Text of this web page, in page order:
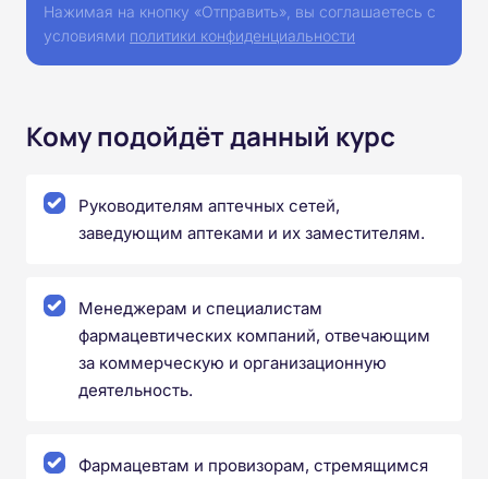
Нажимая на кнопку «Отправить», вы соглашаетесь с
условиями политики конфиденциальности
Кому подойдёт данный курс
Руководителям аптечных сетей,
заведующим аптеками и их заместителям.
Менеджерам и специалистам
фармацевтических компаний, отвечающим
за коммерческую и организационную
деятельность.
Фармацевтам и провизорам, стремящимся